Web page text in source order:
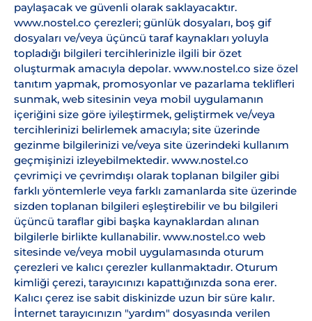
paylaşacak ve güvenli olarak saklayacaktır.
www.nostel.co çerezleri; günlük dosyaları, boş gif
dosyaları ve/veya üçüncü taraf kaynakları yoluyla
topladığı bilgileri tercihlerinizle ilgili bir özet
oluşturmak amacıyla depolar. www.nostel.co size özel
tanıtım yapmak, promosyonlar ve pazarlama teklifleri
sunmak, web sitesinin veya mobil uygulamanın
içeriğini size göre iyileştirmek, geliştirmek ve/veya
tercihlerinizi belirlemek amacıyla; site üzerinde
gezinme bilgilerinizi ve/veya site üzerindeki kullanım
geçmişinizi izleyebilmektedir. www.nostel.co
çevrimiçi ve çevrimdışı olarak toplanan bilgiler gibi
farklı yöntemlerle veya farklı zamanlarda site üzerinde
sizden toplanan bilgileri eşleştirebilir ve bu bilgileri
üçüncü taraflar gibi başka kaynaklardan alınan
bilgilerle birlikte kullanabilir. www.nostel.co web
sitesinde ve/veya mobil uygulamasında oturum
çerezleri ve kalıcı çerezler kullanmaktadır. Oturum
kimliği çerezi, tarayıcınızı kapattığınızda sona erer.
Kalıcı çerez ise sabit diskinizde uzun bir süre kalır.
İnternet tarayıcınızın "yardım" dosyasında verilen